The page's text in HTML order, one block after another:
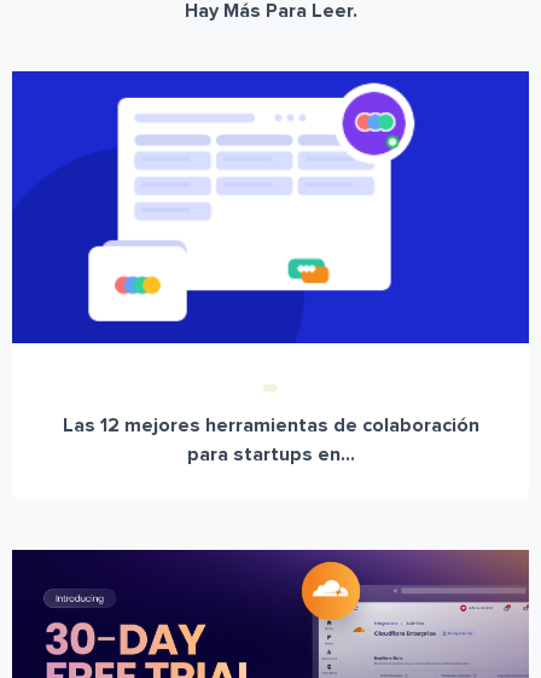
Hay Más Para Leer.
Las 12 mejores herramientas de colaboración
para startups en...